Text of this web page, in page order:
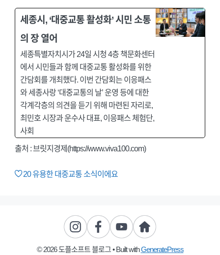
세종시, ‘대중교통 활성화’ 시민 소통
의 장 열어
세종특별자치시가 24일 시청 4층 책문화센터
에서 시민들과 함께 대중교통 활성화를 위한
간담회를 개최했다. 이번 간담회는 이응패스
와 세종사랑 ‘대중교통의 날’ 운영 등에 대한
각계각층의 의견을 듣기 위해 마련된 자리로,
최민호 시장과 운수사 대표, 이응패스 체험단,
사회
출처 : 브릿지경제(https://www.viva100.com)
20유용한 대중교통 소식이에요
© 2026 도플소프트 블로그• Built withGeneratePress